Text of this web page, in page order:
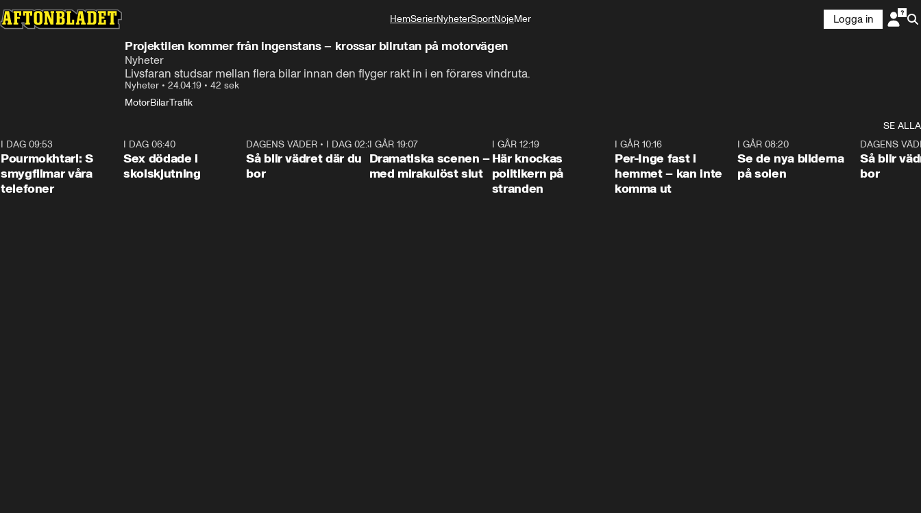
HemSerierNyheterSportNöjeMer
Livsstil
Logga in
Projektilen kommer från ingenstans – krossar bilrutan på motorvägen
Nyheter
Livsfaran studsar mellan flera bilar innan den flyger rakt in i en förares vindruta.
Nyheter • 24.04.19 • 42 sek
MotorBilarTrafik
SE ALLA
I DAG 09:53
Pourmokhtari: S
smygfilmar våra
telefoner
I DAG 06:40
Sex dödade i
skolskjutning
1:06
DAGENS VÄDER • I DAG 02:30
Så blir vädret där du
bor
I GÅR 19:07
Dramatiska scenen –
med mirakulöst slut
I GÅR 12:19
Här knockas
politikern på
stranden
I GÅR 10:16
Per-Inge fast i
hemmet – kan inte
komma ut
I GÅR 08:20
Se de nya bilderna
på solen
DAGENS
Så blir
bor